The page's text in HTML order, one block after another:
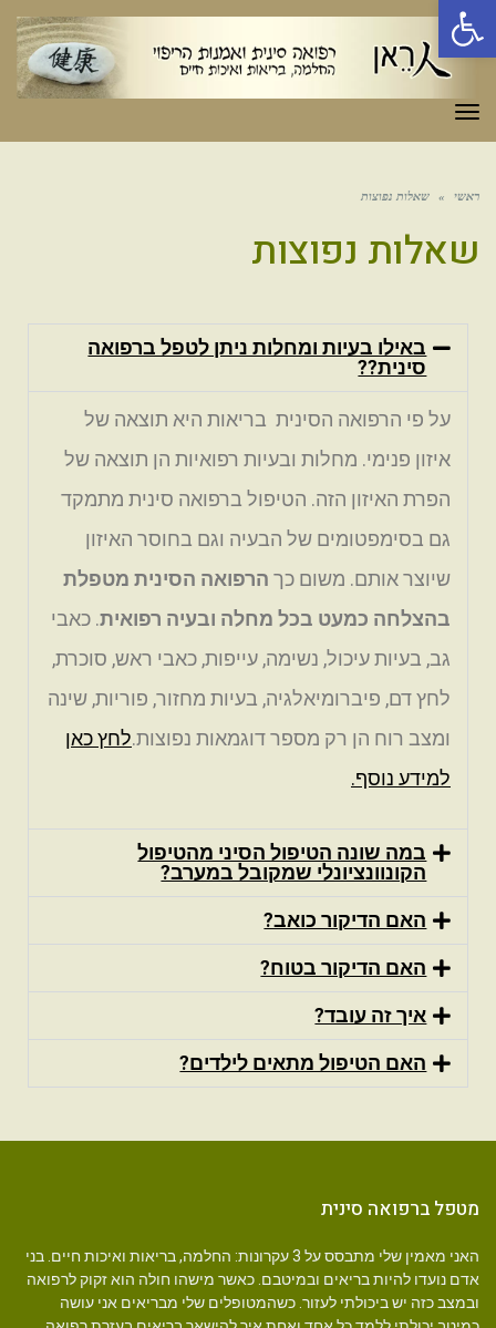
פתח סרגל נגישות
תפריט
ראשי » שאלות נפוצות
שאלות נפוצות
באילו בעיות ומחלות ניתן לטפל ברפואה
סינית??
על פי הרפואה הסינית בריאות היא תוצאה של
איזון פנימי. מחלות ובעיות רפואיות הן תוצאה של
הפרת האיזון הזה. הטיפול ברפואה סינית מתמקד
גם בסימפטומים של הבעיה וגם בחוסר האיזון
שיוצר אותם. משום כך הרפואה הסינית מטפלת
בהצלחה כמעט בכל מחלה ובעיה רפואית. כאבי
גב, בעיות עיכול, נשימה, עייפות, כאבי ראש, סוכרת,
לחץ דם, פיברומיאלגיה, בעיות מחזור, פוריות, שינה
ומצב רוח הן רק מספר דוגמאות נפוצות.לחץ כאן
למידע נוסף.
במה שונה הטיפול הסיני מהטיפול
הקונוונציונלי שמקובל במערב?
האם הדיקור כואב?
האם הדיקור בטוח?
איך זה עובד?
האם הטיפול מתאים לילדים?
מטפל ברפואה סינית
האני מאמין שלי מתבסס על 3 עקרונות: החלמה, בריאות ואיכות חיים. בני
אדם נועדו להיות בריאים ובמיטבם. כאשר מישהו חולה הוא זקוק לרפואה
ובמצב כזה יש ביכולתי לעזור. כשהמטופלים שלי מבריאים אני עושה